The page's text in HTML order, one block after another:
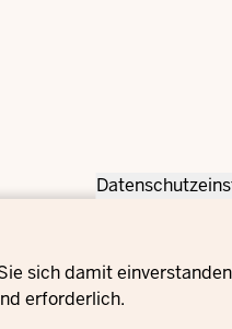
sich damit
erforderlich.